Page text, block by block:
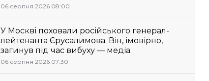
06 серпня 2026 08:00
У Москві поховали російського генерал-
лейтенанта Єрусалимова. Він, імовірно,
загинув під час вибуху — медіа
06 серпня 2026 07:30